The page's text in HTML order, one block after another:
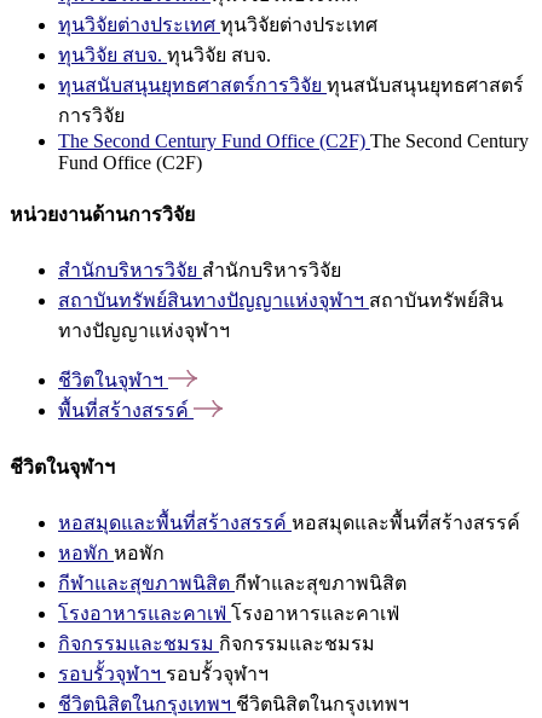
ทุนวิจัยต่างประเทศ ทุนวิจัยต่างประเทศ
ทุนวิจัย สบจ. ทุนวิจัย สบจ.
ทุนสนับสนุนยุทธศาสตร์การวิจัย ทุนสนับสนุนยุทธศาสตร์
การวิจัย
The Second Century Fund Office (C2F) The Second Century
Fund Office (C2F)
หน่วยงานด้านการวิจัย
สำนักบริหารวิจัย สำนักบริหารวิจัย
สถาบันทรัพย์สินทางปัญญาแห่งจุฬาฯ สถาบันทรัพย์สิน
ทางปัญญาแห่งจุฬาฯ
ชีวิตในจุฬาฯ
พื้นที่สร้างสรรค์
ชีวิตในจุฬาฯ
หอสมุดและพื้นที่สร้างสรรค์ หอสมุดและพื้นที่สร้างสรรค์
หอพัก หอพัก
กีฬาและสุขภาพนิสิต กีฬาและสุขภาพนิสิต
โรงอาหารและคาเฟ่ โรงอาหารและคาเฟ่
กิจกรรมและชมรม กิจกรรมและชมรม
รอบรั้วจุฬาฯ รอบรั้วจุฬาฯ
ชีวิตนิสิตในกรุงเทพฯ ชีวิตนิสิตในกรุงเทพฯ